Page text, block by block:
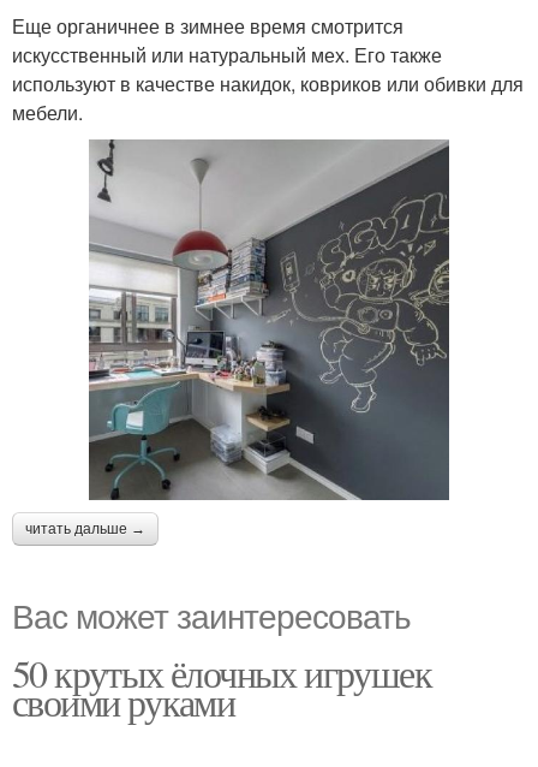
Еще органичнее в зимнее время смотрится
искусственный или натуральный мех. Его также
используют в качестве накидок, ковриков или обивки для
мебели.
читать дальше →
Вас может заинтересовать
50 крутых ёлочных игрушек
своими руками